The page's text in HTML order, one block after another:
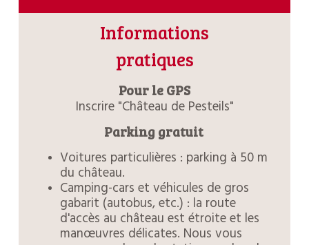
Informations
pratiques
Pour le GPS
Inscrire "Château de Pesteils"
Parking gratuit
Voitures particulières : parking à 50 m
du château.
Camping-cars et véhicules de gros
gabarit (autobus, etc.) : la route
d'accès au château est étroite et les
manœuvres délicates. Nous vous